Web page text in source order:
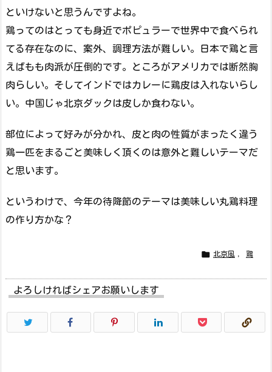
といけないと思うんですよね。
鶏ってのはとっても身近でポピュラーで世界中で食べられ
てる存在なのに、案外、調理方法が難しい。日本で鶏と言
えばもも肉派が圧倒的です。ところがアメリカでは断然胸
肉らしい。そしてインドではカレーに鶏皮は入れないらし
い。中国じゃ北京ダックは皮しか食わない。
部位によって好みが分かれ、皮と肉の性質がまったく違う
鶏一匹をまるごと美味しく頂くのは意外と難しいテーマだ
と思います。
というわけで、今年の待降節のテーマは美味しい丸鶏料理
の作り方かな？
 北京風 鶏
よろしければシェアお願いします